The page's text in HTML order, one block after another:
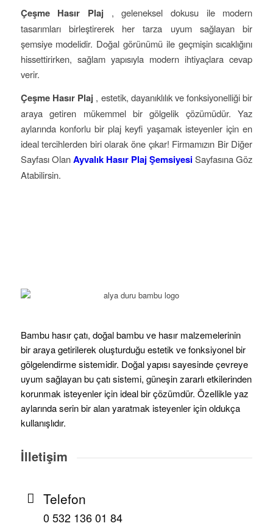
Çeşme Hasır Plaj , geleneksel dokusu ile modern
tasarımları birleştirerek her tarza uyum sağlayan bir
şemsiye modelidir. Doğal görünümü ile geçmişin sıcaklığını
hissettirirken, sağlam yapısıyla modern ihtiyaçlara cevap
verir.
Çeşme Hasır Plaj , estetik, dayanıklılık ve fonksiyonelliği bir
araya getiren mükemmel bir gölgelik çözümüdür. Yaz
aylarında konforlu bir plaj keyfi yaşamak isteyenler için en
ideal tercihlerden biri olarak öne çıkar! Firmamızın Bir Diğer
Sayfası OlanAyvalık Hasır Plaj ŞemsiyesiSayfasına Göz
Atabilirsin.
Bambu hasır çatı, doğal bambu ve hasır malzemelerinin
bir araya getirilerek oluşturduğu estetik ve fonksiyonel bir
gölgelendirme sistemidir. Doğal yapısı sayesinde çevreye
uyum sağlayan bu çatı sistemi, güneşin zararlı etkilerinden
korunmak isteyenler için ideal bir çözümdür. Özellikle yaz
aylarında serin bir alan yaratmak isteyenler için oldukça
kullanışlıdır.
İlletişim
Telefon
0 532 136 01 84